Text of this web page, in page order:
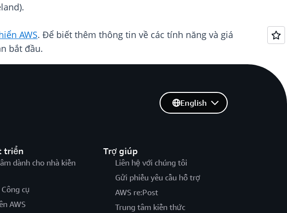
AWS. Để biết thêm thông tin về các tính năng và giá
bắt đầu.
triển
dành cho nhà kiến
cụ
AWS
Trợ giúp
Liên hệ với chúng tôi
Gửi phiếu yêu cầu hỗ trợ
AWS re:Post
Trung tâm kiến thức
English